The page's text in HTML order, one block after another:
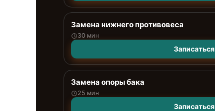
Замена нижнего противовеса
30 мин
Записаться
Замена опоры бака
25 мин
Записаться